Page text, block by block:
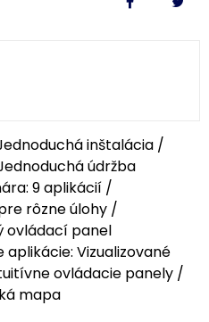
inštalácia /
údržba
9 aplikácií /
rôzne úlohy /
ovládací panel
Vizualizované
ovládacie panely /
mapa